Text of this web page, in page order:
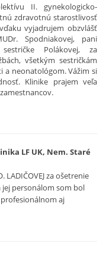
II. gynekologicko-
zdravotnú starostlivosť
vyjadrujem obzvlášť
Spodniakovej, pani
Polákovej, za
všetkým sestričkám
a neonatológom. Vážim si
Klinike prajem veľa
LF UK, Nem. Staré
za ošetrenie
jej personálom som bol
aj